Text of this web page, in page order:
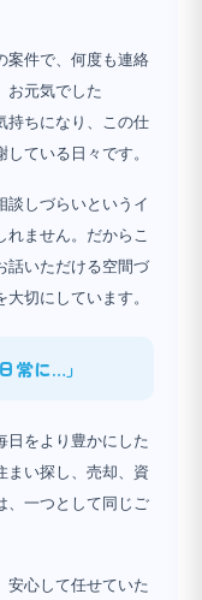
案件で、何度も連絡
お元気でした
持ちになり、この仕
ている日々です。
談しづらいというイ
れません。だからこ
話いただける空間づ
切にしています。
常に…」
日をより豊かにした
まい探し、売却、資
、一つとして同じご
安心して任せていた